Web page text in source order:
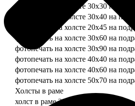
фотопечать на холсте 30х30 на
фотопечать на холсте 30х40 на
фотопечать на холсте 20х45 на
фотопечать на холсте 30х60 на
фотопечать на холсте 30х90 на
фотопечать на холсте 40х40 на
фотопечать на холсте 40х60 на
фотопечать на холсте 50х70 на
Холсты в раме
холст в раме 20х20